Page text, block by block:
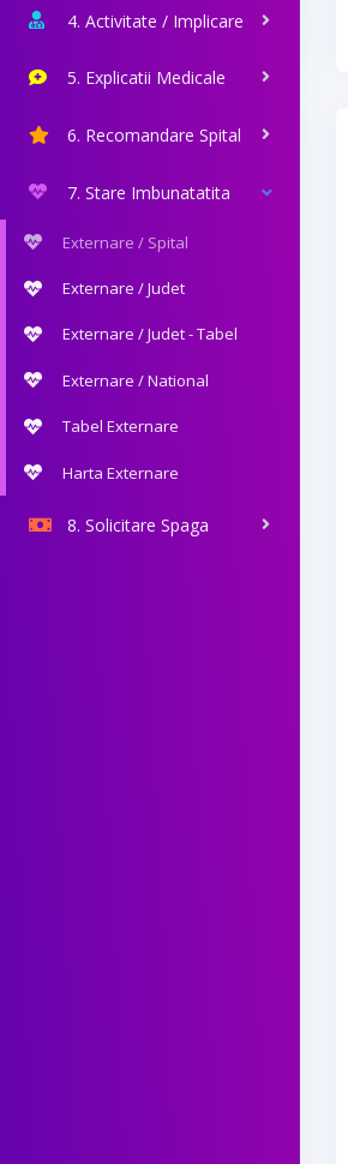
4. Activitate / Implicare
5. Explicatii Medicale
6. Recomandare Spital
7. Stare Imbunatatita
Externare / Spital
Externare / Judet
Externare / Judet - Tabel
Externare / National
Tabel Externare
Harta Externare
8. Solicitare Spaga